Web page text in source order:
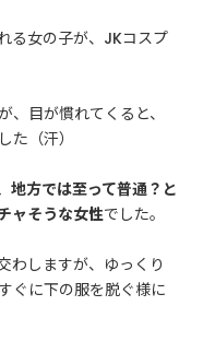
る女の子が、JKコスプ
目が慣れてくると、
（汗）
地方では至って普通？と
ャそうな女性でした。
わしますが、ゆっくり
ぐに下の服を脱ぐ様に